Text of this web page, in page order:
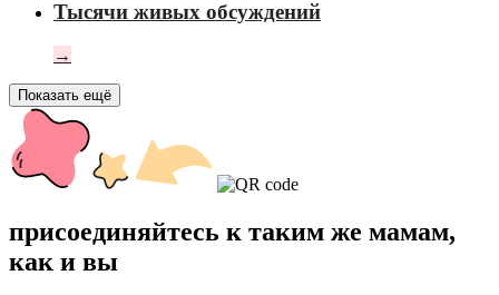
Тысячи живых обсуждений
→
Показать ещё
присоединяйтесь к таким же мамам,
как и вы